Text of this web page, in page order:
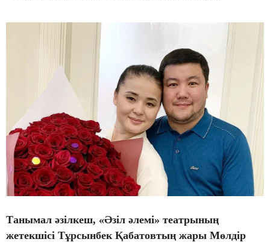
Танымал әзілкеш, «Әзіл әлемі» театрының
жетекшісі Тұрсынбек Қабатовтың жары Мөлдір